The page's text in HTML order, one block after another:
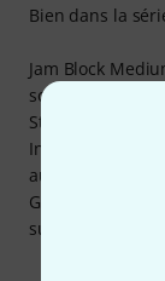
Bien dans la
Jam Block
souhaiteriez.
Stable, flexible à
Indestructibles
aussi bien
Grande plage
suffisamment